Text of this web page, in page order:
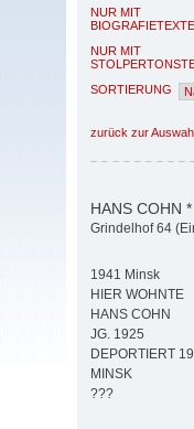
NUR MIT
NUR MIT
SORTIERUNG
zurück zur
HANS COHN
Grindelhof 64
1941 Minsk
HIER WOHNTE
HANS COHN
JG. 1925
DEPORTIERT
MINSK
???